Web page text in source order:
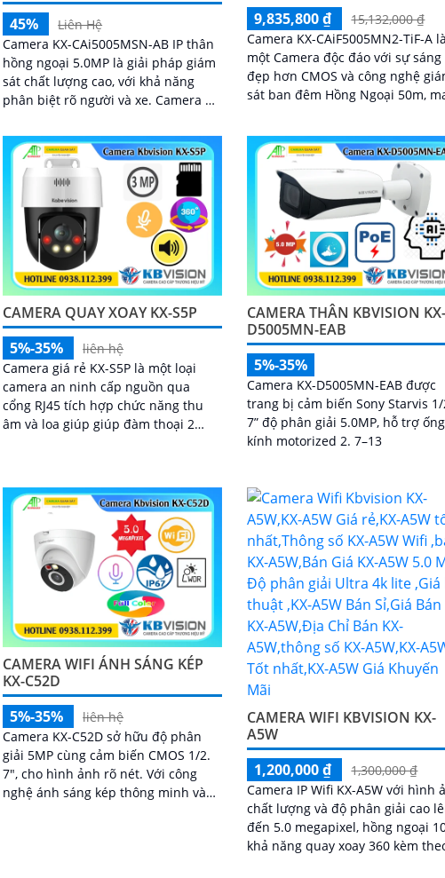
45%
Liên Hệ
Camera KX-CAi5005MSN-AB IP thân
hồng ngoại 5.0MP là giải pháp giám
sát chất lượng cao, với khả năng
phân biệt rõ người và xe. Camera hỗ
giúp...
9,835,800 ₫
15,132,000 ₫
Camera KX-CAiF5005MN2-TiF-A là
một Camera độc đáo với sự sáng
đẹp hơn CMOS và công nghệ
sát ban đêm Hồng Ngoại 50m,
vào ban đêm. Với...
CAMERA QUAY XOAY KX-S5P
5%-35%
liên hệ
Camera giá rẻ KX-S5P là một loại
camera an ninh cấp nguồn qua
cổng RJ45 tích hợp chức năng thu
âm và loa giúp giúp đàm thoại 2
sáng
CAMERA THÂN KBVISION KX-
D5005MN-EAB
5%-35%
Camera KX-D5005MN-EAB được
trang bị cảm biến Sony Starvis 1/
7” độ phân giải 5.0MP, hỗ trợ ống
kính motorized 2. 7–13
CAMERA WIFI ÁNH SÁNG KÉP
KX-C52D
5%-35%
liên hệ
Camera KX-C52D sở hữu độ phân
giải 5MP cùng cảm biến CMOS 1/2.
7", cho hình ảnh rõ nét. Với công
nghệ ánh sáng kép thông minh và
CAMERA WIFI KBVISION KX-
A5W
1,200,000 ₫
1,300,000 ₫
Camera IP Wifi KX-A5W với hình
chất lượng và độ phân giải cao
đến 5.0 megapixel, hồng ngoại
khả năng quay xoay 360 kèm